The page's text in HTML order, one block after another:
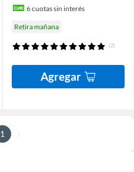
6cuotas sin interés
Retira mañana
(2)
Agregar
1